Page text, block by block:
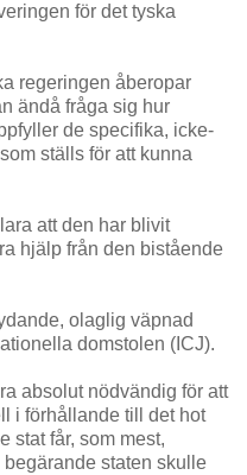
för det tyska
regeringen åberopar
ändå fråga sig hur
de specifika, icke-
ställs för att kunna
att den har blivit
hjälp från den bistående
olaglig väpnad
domstolen (ICJ).
absolut nödvändig för att
i förhållande till det hot
stat får, som mest,
staten skulle